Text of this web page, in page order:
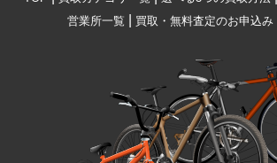
営業所一覧
買取・無料査定のお申込み|